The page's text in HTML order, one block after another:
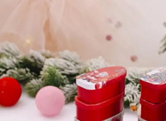
مكونات الصين المخصصة الحلقة المعدنية الصينية الحلقة المعدنية الغطاء مع غطاء PVC
علب الطلاء من الصفيحة المربعة مكونات مخصصة مع مقبض / غطاء
ملحقات القصدير المربعة 18L 20L L237*W237 مع مقبض / غطاء مخصص
علب القصدير الهدية الصلبة 500 مل-1000 مل سعة عالية المتانة العلب القصيرة الغذائية